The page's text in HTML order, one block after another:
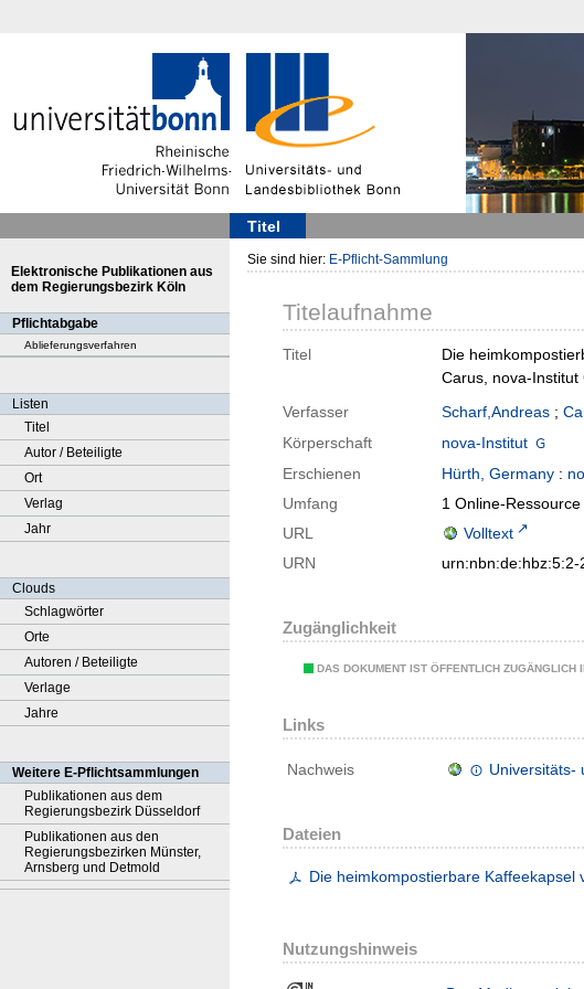
Titel
Elektronische Publikationen aus
dem Regierungsbezirk Köln
Pflichtabgabe
Ablieferungsverfahren
Listen
Titel
Autor / Beteiligte
Ort
Verlag
Jahr
Clouds
Schlagwörter
Orte
Autoren / Beteiligte
Verlage
Jahre
Weitere E-Pflichtsammlungen
Publikationen aus dem
Regierungsbezirk Düsseldorf
Publikationen aus den
Regierungsbezirken Münster,
Arnsberg und Detmold
Sie sind hier: E-Pflicht-Sammlung
Titelaufnahme
Titel
Die
Carus, nova-
Verfasser
Scharf,Andreas ;
Körperschaft
nova-Institut
Erschienen
Hürth, Germany :
Umfang
1 Online-
URL
Volltext
URN
urn:nbn:de:hbz:5:2-
Zugänglichkeit
DAS DOKUMENT IST ÖFFENTLICH ZUGÄNGLICH
Links
Nachweis Universitäts-
Dateien
Die heimkompostierbare Kaffeekapsel
Nutzungshinweis